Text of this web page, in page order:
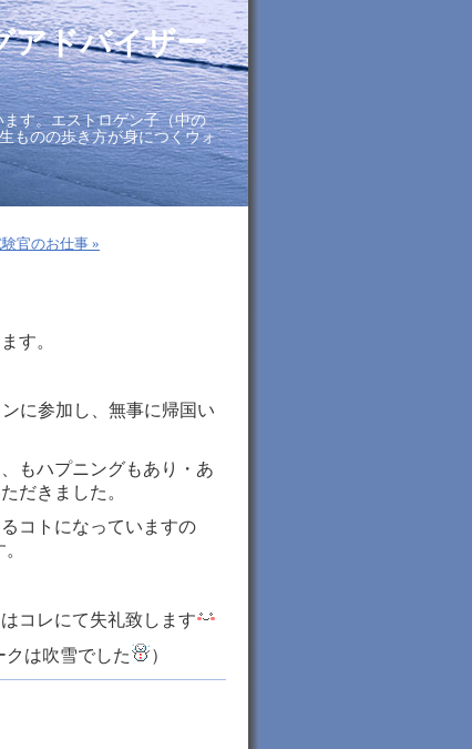
アドバイザー
す。エストロゲン子（中の
ものの歩き方が身につくウォ
官のお仕事 »
す。
に参加し、無事に帰国い
もハプニングもあり・あ
だきました。
コトになっていますの
コレにて失礼致します
クは吹雪でした ）